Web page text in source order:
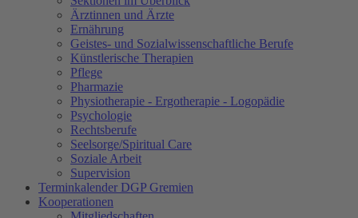
Ärztinnen und Ärzte
Ernährung
Geistes- und Sozialwissenschaftliche Berufe
Künstlerische Therapien
Pflege
Pharmazie
Physiotherapie - Ergotherapie - Logopädie
Psychologie
Rechtsberufe
Seelsorge/Spiritual Care
Soziale Arbeit
Supervision
Terminkalender DGP Gremien
Kooperationen